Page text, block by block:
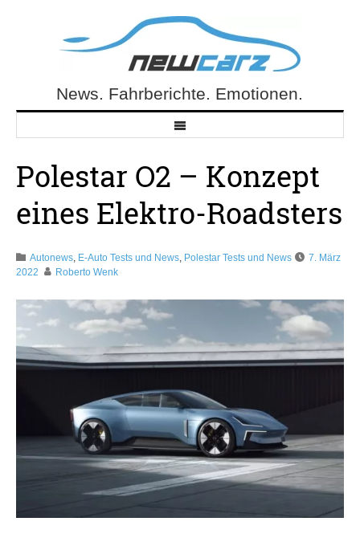
NewCarz.deNews. Fahrberichte. Emotionen.
Polestar O2 – Konzept
eines Elektro-Roadsters
Autonews, E-Auto Tests und News, Polestar Tests und News
7. März
2022
Roberto Wenk